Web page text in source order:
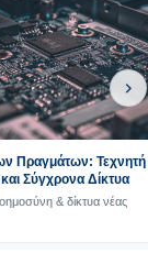
Πραγμάτων: Τεχνητή
Σύγχρονα Δίκτυα
& δίκτυα νέας